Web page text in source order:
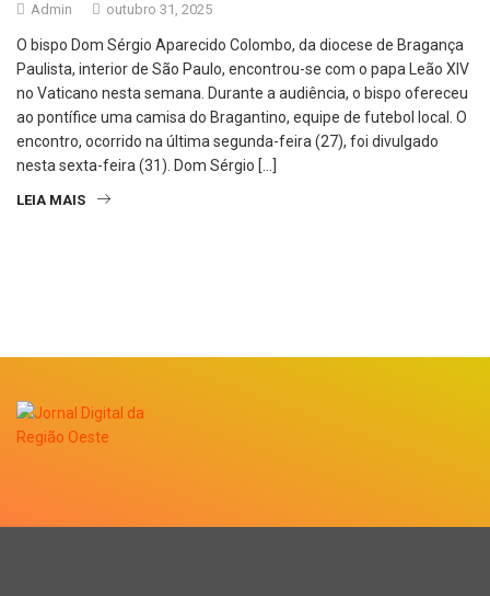
Admin outubro 31, 2025
O bispo Dom Sérgio Aparecido Colombo, da diocese de Bragança
Paulista, interior de São Paulo, encontrou-se com o papa Leão XIV
no Vaticano nesta semana. Durante a audiência, o bispo ofereceu
ao pontífice uma camisa do Bragantino, equipe de futebol local. O
encontro, ocorrido na última segunda-feira (27), foi divulgado
nesta sexta-feira (31). Dom Sérgio […]
LEIA MAIS